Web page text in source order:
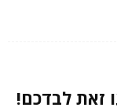
זאת לבדכם!